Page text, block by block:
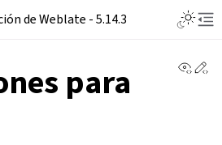
de Weblate - 5.14.3
para